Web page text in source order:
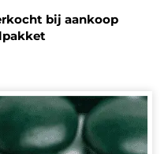
bij aankoop